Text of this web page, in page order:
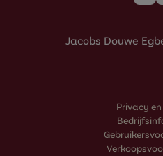
Jacobs Douwe
Privacy